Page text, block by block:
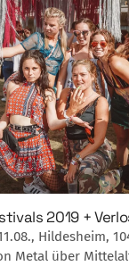
2019 +
Hildesheim,
Metal über